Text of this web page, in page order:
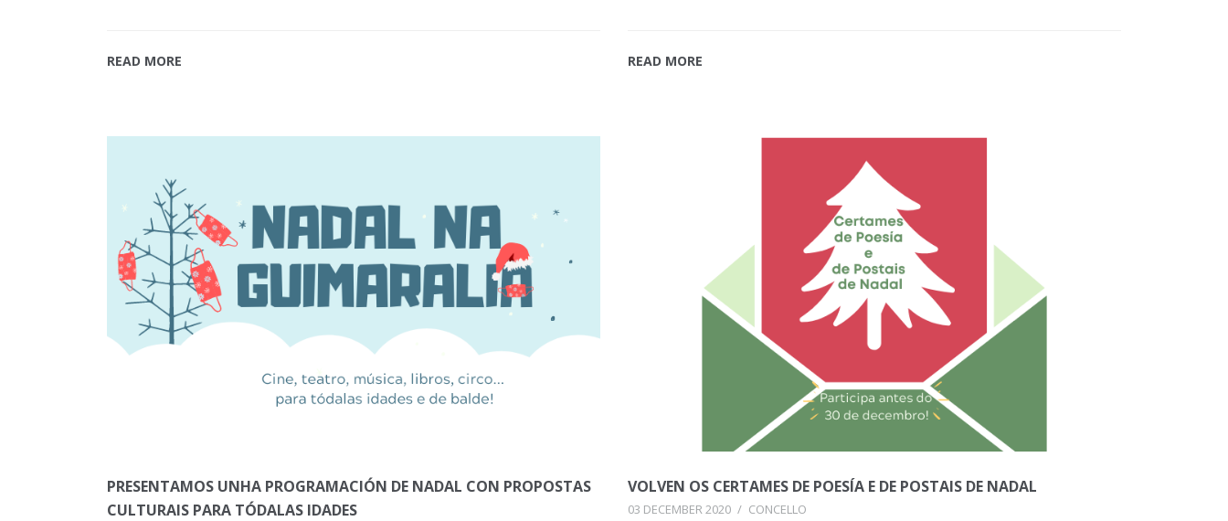
READ MORE READ MORE
PRESENTAMOS UNHA PROGRAMACIÓN DE NADAL CON PROPOSTAS
CULTURAIS PARA TÓDALAS IDADES
VOLVEN OS CERTAMES DE POESÍA E DE POSTAIS DE NADAL
03 DECEMBER 2020 / CONCELLO